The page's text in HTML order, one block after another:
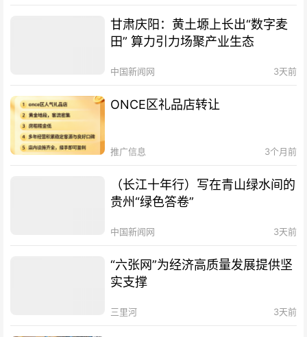
甘肃庆阳：黄土塬上长出“数字麦
田” 算力引力场聚产业生态
中国新闻网 3天前
ONCE区礼品店转让
推广信息 3个月前
（长江十年行）写在青山绿水间的
贵州“绿色答卷”
中国新闻网 3天前
“六张网”为经济高质量发展提供坚
实支撑
三里河 3天前